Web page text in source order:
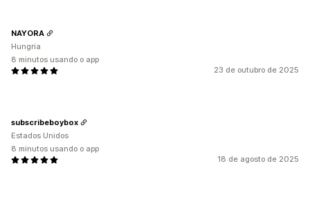
23 de outubro de 2025
NAYORA
Hungria
8 minutos usando o app
18 de agosto de 2025
subscribeboybox
Estados Unidos
8 minutos usando o app